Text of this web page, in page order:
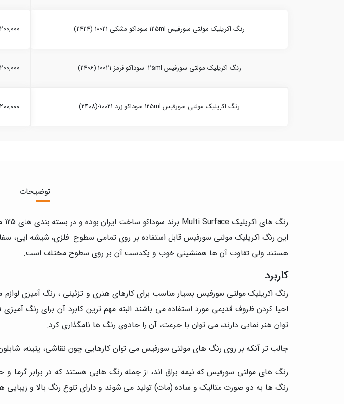
رنگ اکریلیک مولتی سورفیس 125ml سوداکو مشکی 10021-(2424) ۳,۲۰۰,۰۰۰
رنگ اکریلیک مولتی سورفیس 125ml سوداکو قرمز 10021-(2406) ۳,۲۰۰,۰۰۰
رنگ اکریلیک مولتی سورفیس 125ml سوداکو زرد 10021-(2408) ۳,۲۰۰,۰۰۰
توضیحات
رنگ های اکریلیک Multi Surface برند سوداکو ساخت ایران بوده و در بسته بندی های 125 میل در بطری های پلاستیکی قابل عرضه می باشد.
این رنگ اكريليک مولتی سورفيس قابل استفاده بر روی تمامی سطوح فلزی، شیشه ایی،
هستند ولی تفاوت آن ها همنشینی خوب و یکدست آن بر روی سطوح مختلف است.
کاربرد
رنگ اكريليک مولتی سورفيس بسیار مناسب برای کارهای هنری و تزئینی ، رنگ آمیزی
احیا کردن ظروف قدیمی مورد استفاده می باشند البته مهم ترین کابرد آن برای رنگ
توان هنر نمایی دارند، می توان با جرعت، آن را جادوی رنگ ها نامگذاری کرد.
جالب تر آنکه بر روی رنگ های مولتی سورفيس می توان کارهایی چون نقاشی، پتينه، شابلون،
رنگ های مولتی سورفیس که نیمه براق اند، از جمله رنگ هایی هستند که در برابر گرما
رنگ ها به دو صورت متاليک و ساده (مات) تولید می شوند و دارای تنوع رنگ بالا و زیبایی